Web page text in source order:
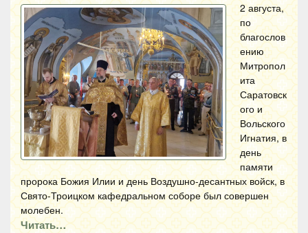
2 августа,
по
благослов
ению
Митропол
ита
Саратовск
ого и
Вольского
Игнатия, в
день
памяти
пророка Божия Илии и день Воздушно-десантных войск, в
Свято-Троицком кафедральном соборе был совершен
молебен.
Читать…